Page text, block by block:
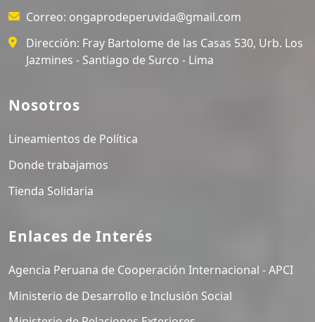
Correo: ongaprodeperuvida@gmail.com
Dirección: Fray Bartolome de las Casas 530, Urb. Los
Jazmines - Santiago de Surco - Lima
Nosotros
Lineamientos de Política
Donde trabajamos
Tienda Solidaria
Enlaces de Interés
Agencia Peruana de Cooperación Internacional - APCI
Ministerio de Desarrollo e Inclusión Social